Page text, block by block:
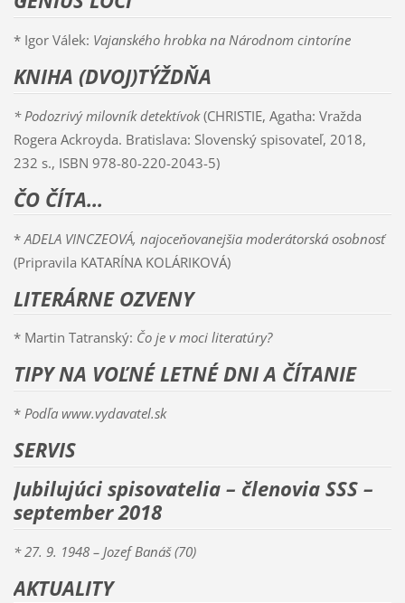
* Igor Válek: Vajanského hrobka na Národnom cintoríne
KNIHA (DVOJ)TÝŽDŇA
* Podozrivý milovník detektívok(CHRISTIE, Agatha: Vražda
Rogera Ackroyda. Bratislava: Slovenský spisovateľ, 2018,
232 s., ISBN 978-80-220-2043-5)
ČO ČÍTA...
*ADELA VINCZEOVÁ, najoceňovanejšia moderátorská osobnosť
(Pripravila KATARÍNA KOLÁRIKOVÁ)
LITERÁRNE OZVENY
* Martin Tatranský: Čo je v moci literatúry?
TIPY NA VOĽNÉ LETNÉ DNI A ČÍTANIE
* Podľa www.vydavatel.sk
SERVIS
Jubilujúci spisovatelia – členovia SSS –
september 2018
* 27. 9. 1948 – Jozef Banáš (70)
AKTUALITY